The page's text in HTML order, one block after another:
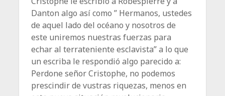
Danton algo así como ” Hermanos, ustedes
de aquel lado del océano y nosotros de
este uniremos nuestras fuerzas para
echar al terrateniente esclavista” a lo que
un escriba le respondió algo parecido a:
Perdone señor Cristophe, no podemos
prescindir de vustras riquezas, menos en